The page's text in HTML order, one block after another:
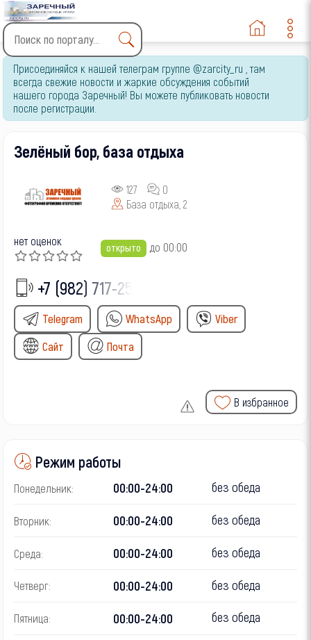
Type 2 or more characters
for results.
Присоединяйся к нашей телеграм группе @zarcity_ru , там
всегда свежие новости и жаркие обсуждения событий
нашего города Заречный! Вы можете публиковать новости
после регистрации.
Зелёный бор, база отдыха
127
0
База отдыха, 2
нет оценок открыто до 00:00
+7 (982) 717-25-
Telegram WhatsApp
Viber
Сайт
Почта
В избранное
Режим работы
Понедельник: 00:00-24:00 без обеда
Вторник: 00:00-24:00 без обеда
Среда: 00:00-24:00 без обеда
Четверг: 00:00-24:00 без обеда
Пятница: 00:00-24:00 без обеда